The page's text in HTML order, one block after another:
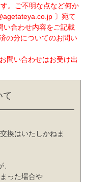
。ご不明な点など何か
〕宛て
い合わせ内容をご記載
の分についてのお問い
問い合わせはお受け出
て
換はいたしかねま
った場合や